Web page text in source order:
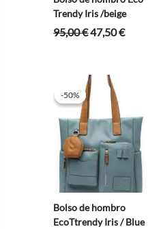
Trendy Iris /beige
95,00€El
era:
95,00 €.
47,50€El
-50%
-50%
Bolso de hombro
EcoTtrendy Iris / Blue